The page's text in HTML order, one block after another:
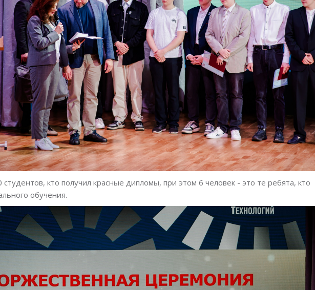
студентов, кто получил красные дипломы, при этом 6 человек - это те ребята, кто
обучения.